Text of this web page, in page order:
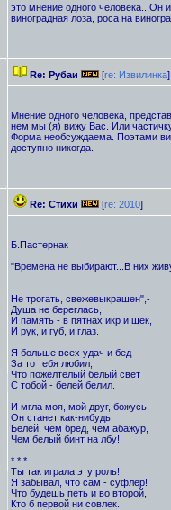
это мнение одного человека...Он
виноградная лоза, роса на
Re: Рубаи [re: Извилинка]
Мнение одного человека,
нем мы (я) вижу Вас. Или
Форма необсуждаема. Поэтами
доступно никогда.
Re: Стихи [re: 2010]
Б.Пастернак
"Времена не выбирают...В них
Не трогать, свежевыкрашен",-
Душа не береглась,
И память - в пятнах икр и щек,
И рук, и губ, и глаз.
Я больше всех удач и бед
За то тебя любил,
Что пожелтелый белый свет
С тобой - белей белил.
И мгла моя, мой друг, божусь,
Он станет как-нибудь
Белей, чем бред, чем абажур,
Чем белый бинт на лбу!
* * *
Ты так играла эту роль!
Я забывал, что сам - суфлер!
Что будешь петь и во второй,
Кто б первой ни совлек.